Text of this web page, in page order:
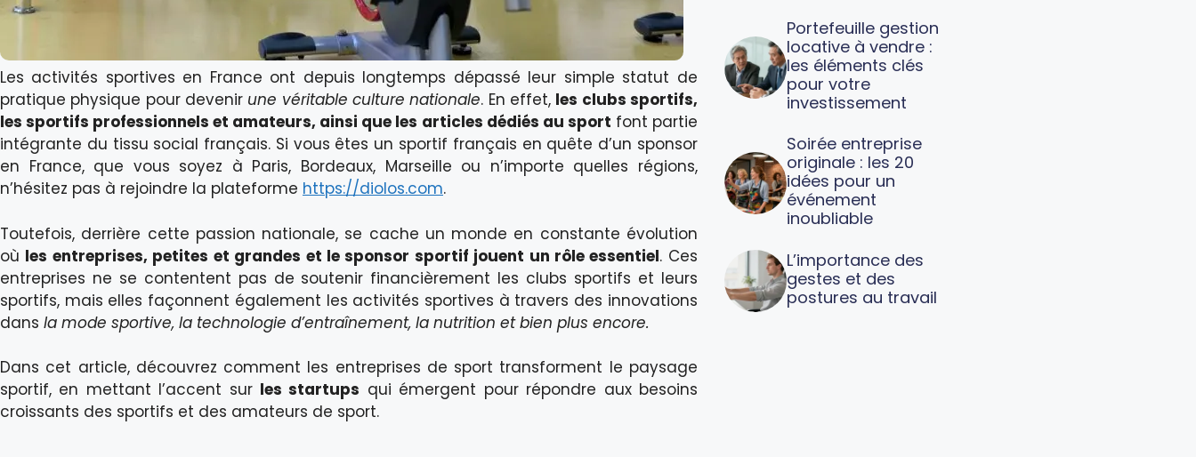
Les activités sportives en France ont depuis longtemps dépassé leur simple statut de
pratique physique pour devenir une véritable culture nationale. En effet, les clubs sportifs,
les sportifs professionnels et amateurs, ainsi que les articles dédiés au sport font partie
intégrante du tissu social français. Si vous êtes un sportif français en quête d’un sponsor
en France, que vous soyez à Paris, Bordeaux, Marseille ou n’importe quelles régions,
n’hésitez pas à rejoindre la plateforme https://diolos.com.
Toutefois, derrière cette passion nationale, se cache un monde en constante évolution
où les entreprises, petites et grandes et le sponsor sportif jouent un rôle essentiel. Ces
entreprises ne se contentent pas de soutenir financièrement les clubs sportifs et leurs
sportifs, mais elles façonnent également les activités sportives à travers des innovations
dans la mode sportive, la technologie d’entraînement, la nutrition et bien plus encore.
Dans cet article, découvrez comment les entreprises de sport transforment le paysage
sportif, en mettant l’accent sur les startups qui émergent pour répondre aux besoins
croissants des sportifs et des amateurs de sport.
Portefeuille gestion
locative à vendre :
les éléments clés
pour votre
investissement
Soirée entreprise
originale : les 20
idées pour un
événement
inoubliable
L’importance des
gestes et des
postures au travail